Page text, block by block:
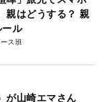
親はどうする？ 親
ール
ス班
が山崎エマさん